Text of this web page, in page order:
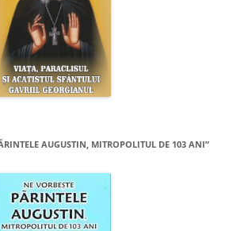
AUGUSTIN, MITROPOLITUL DE 103 ANI”